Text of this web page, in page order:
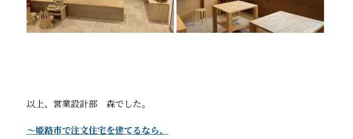
以上、営業設計部 森でした。
～姫路市で注文住宅を建てるなら、